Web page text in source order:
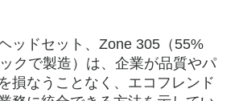
ッドセット、Zone 305（55%
クで製造）は、企業が品質やパ
損なうことなく、エコフレンド